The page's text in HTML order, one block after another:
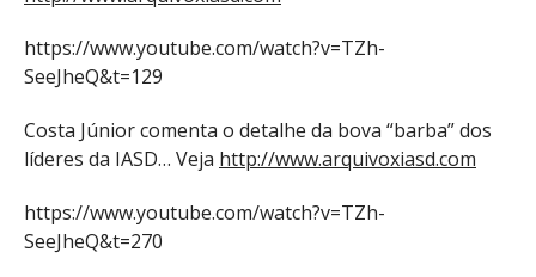
https://www.youtube.com/watch?v=TZh-
SeeJheQ&t=129
Costa Júnior comenta o detalhe da bova “barba” dos
líderes da IASD… Veja http://www.arquivoxiasd.com
https://www.youtube.com/watch?v=TZh-
SeeJheQ&t=270